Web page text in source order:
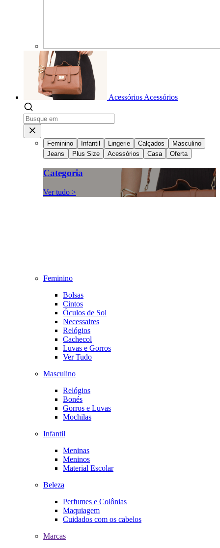
Acessórios Acessórios
Feminino Infantil Lingerie Calçados
Masculino
Jeans
Plus Size Acessórios Casa Oferta
Categoria
Ver tudo >
Feminino
Bolsas
Cintos
Óculos de Sol
Necessaires
Relógios
Cachecol
Luvas e Gorros
Ver Tudo
Masculino
Relógios
Bonés
Gorros e Luvas
Mochilas
Infantil
Meninas
Meninos
Material Escolar
Beleza
Perfumes e Colônias
Maquiagem
Cuidados com os cabelos
Marcas